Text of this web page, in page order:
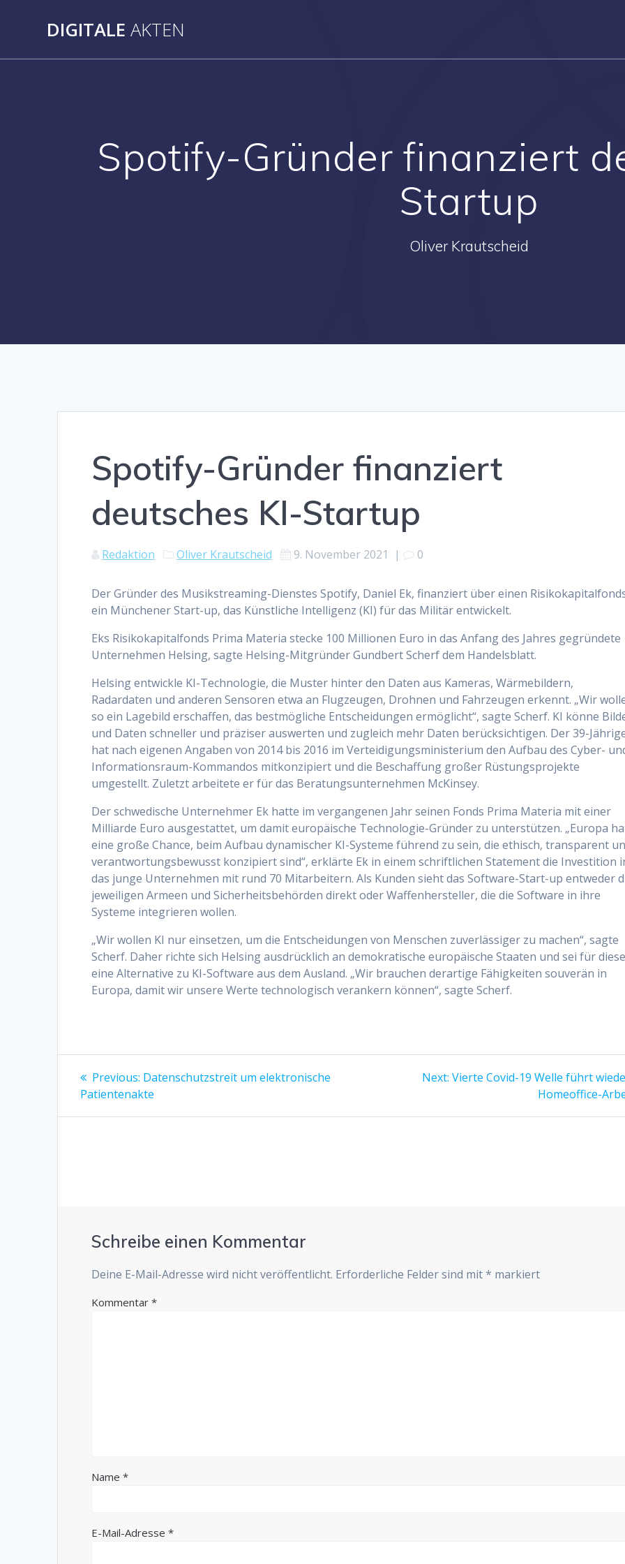
DIGITALE AKTEN
Spotify-Gründer finanziert
Startup
Oliver Krautscheid
Spotify-Gründer finanziert
deutsches KI-Startup
Redaktion Oliver Krautscheid 9. November 2021 | 0
Der Gründer des Musikstreaming-Dienstes Spotify, Daniel Ek, finanziert über einen
ein Münchener Start-up, das Künstliche Intelligenz (KI) für das Militär entwickelt.
Eks Risikokapitalfonds Prima Materia stecke 100 Millionen Euro in das Anfang des Jahres gegründete
Unternehmen Helsing, sagte Helsing-Mitgründer Gundbert Scherf dem Handelsblatt.
Helsing entwickle KI-Technologie, die Muster hinter den Daten aus Kameras, Wärmebildern,
Radardaten und anderen Sensoren etwa an Flugzeugen, Drohnen und Fahrzeugen erkennt. „Wir
so ein Lagebild erschaffen, das bestmögliche Entscheidungen ermöglicht“, sagte Scherf. KI könne
und Daten schneller und präziser auswerten und zugleich mehr Daten berücksichtigen. Der 39-
hat nach eigenen Angaben von 2014 bis 2016 im Verteidigungsministerium den Aufbau des Cyber-
Informationsraum-Kommandos mitkonzipiert und die Beschaffung großer Rüstungsprojekte
umgestellt. Zuletzt arbeitete er für das Beratungsunternehmen McKinsey.
Der schwedische Unternehmer Ek hatte im vergangenen Jahr seinen Fonds Prima Materia mit einer
Milliarde Euro ausgestattet, um damit europäische Technologie-Gründer zu unterstützen. „Europa
eine große Chance, beim Aufbau dynamischer KI-Systeme führend zu sein, die ethisch, transparent
verantwortungsbewusst konzipiert sind“, erklärte Ek in einem schriftlichen Statement die Investition
das junge Unternehmen mit rund 70 Mitarbeitern. Als Kunden sieht das Software-Start-up entweder
jeweiligen Armeen und Sicherheitsbehörden direkt oder Waffenhersteller, die die Software in ihre
Systeme integrieren wollen.
„Wir wollen KI nur einsetzen, um die Entscheidungen von Menschen zuverlässiger zu machen“, sagte
Scherf. Daher richte sich Helsing ausdrücklich an demokratische europäische Staaten und sei für diese
eine Alternative zu KI-Software aus dem Ausland. „Wir brauchen derartige Fähigkeiten souverän in
Europa, damit wir unsere Werte technologisch verankern können“, sagte Scherf.
Beitragsnavigation
Previous: Previous
post:
Datenschutzstreit um elektronische
Patientenakte
Next: Next
Vierte Covid-19 Welle führt
Homeoffice-
Schreibe einen Kommentar
Deine E-Mail-Adresse wird nicht veröffentlicht. Erforderliche Felder sind mit* markiert
Kommentar*
Name*
E-Mail-Adresse*